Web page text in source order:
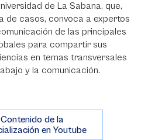
de La Sabana, que,
de casos, convoca a expertos
de las principales
para compartir sus
en temas transversales
y la comunicación.
Contenido de la
en Youtube